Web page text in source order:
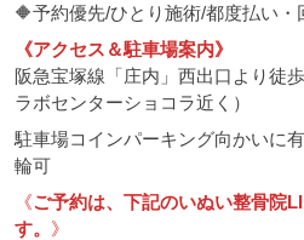
🔶予約優先/ひとり施術/都度払い・
《アクセス＆駐車場案内》
阪急宝塚線「庄内」西出口より
ラボセンターショコラ近く）
駐車場コインパーキング向かいに
輪可
《ご予約は、下記のいぬい整骨院
す。 》